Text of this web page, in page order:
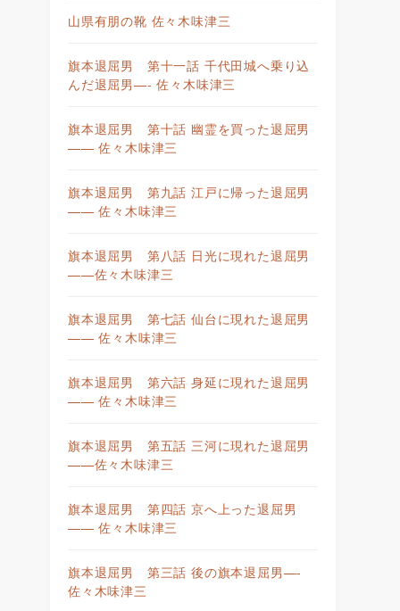
山県有朋の靴 佐々木味津三
旗本退屈男 第十一話 千代田城へ乗り込
んだ退屈男—- 佐々木味津三
旗本退屈男 第十話 幽霊を買った退屈男
—— 佐々木味津三
旗本退屈男 第九話 江戸に帰った退屈男
—— 佐々木味津三
旗本退屈男 第八話 日光に現れた退屈男
——佐々木味津三
旗本退屈男 第七話 仙台に現れた退屈男
—— 佐々木味津三
旗本退屈男 第六話 身延に現れた退屈男
—— 佐々木味津三
旗本退屈男 第五話 三河に現れた退屈男
——佐々木味津三
旗本退屈男 第四話 京へ上った退屈男
—— 佐々木味津三
旗本退屈男 第三話 後の旗本退屈男—-
佐々木味津三